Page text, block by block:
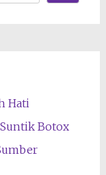
Hati
Botox